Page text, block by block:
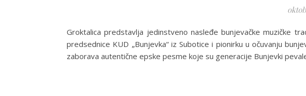
Groktalica predstavlja jedinstveno nasleđe bunjevačke muzičke
predsednice KUD „Bunjevka“ iz Subotice i pionirku u očuvanju
zaborava autentične epske pesme koje su generacije Bunjevki